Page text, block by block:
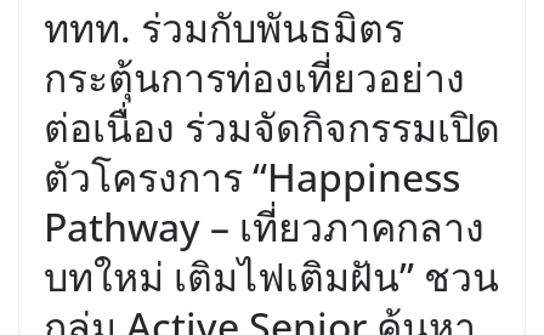
ททท. ร่วมกับพันธมิตร
กระตุ้นการท่องเที่ยวอย่าง
ต่อเนื่อง ร่วมจัดกิจกรรมเปิด
ตัวโครงการ “Happiness
Pathway – เที่ยวภาคกลาง
บทใหม่ เติมไฟเติมฝัน” ชวน